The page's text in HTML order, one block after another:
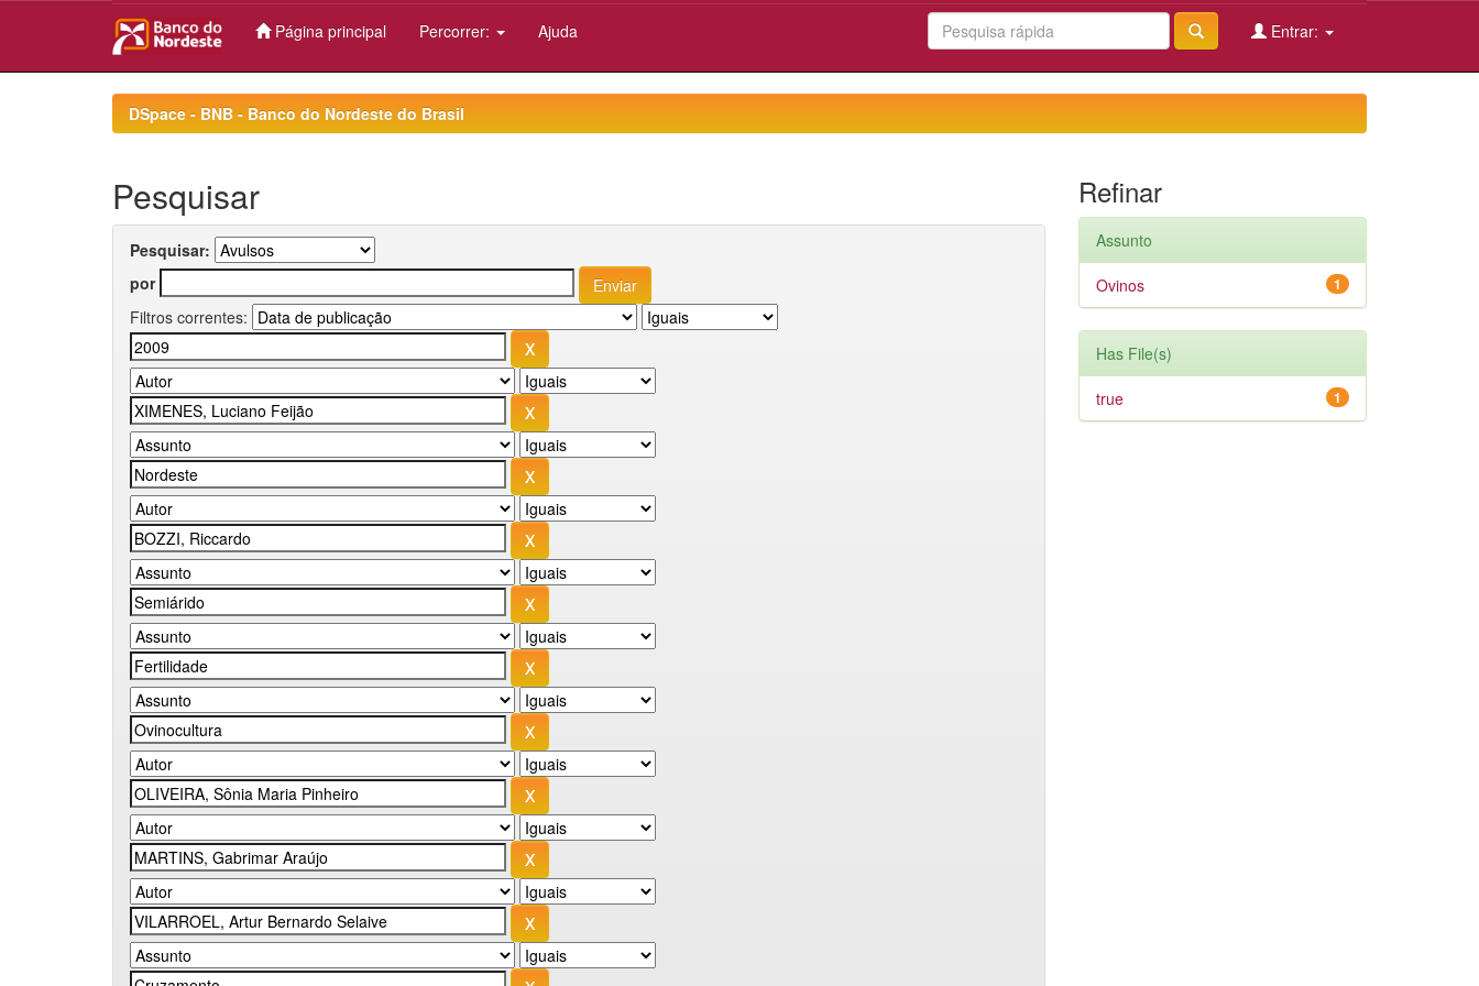
Página principal Percorrer: Ajuda Entrar:
DSpace - BNB - Banco do Nordeste do Brasil
Pesquisar
Pesquisar:
por
Filtros correntes:
Refinar
Assunto
1
Ovinos
Has File(s)
1
true